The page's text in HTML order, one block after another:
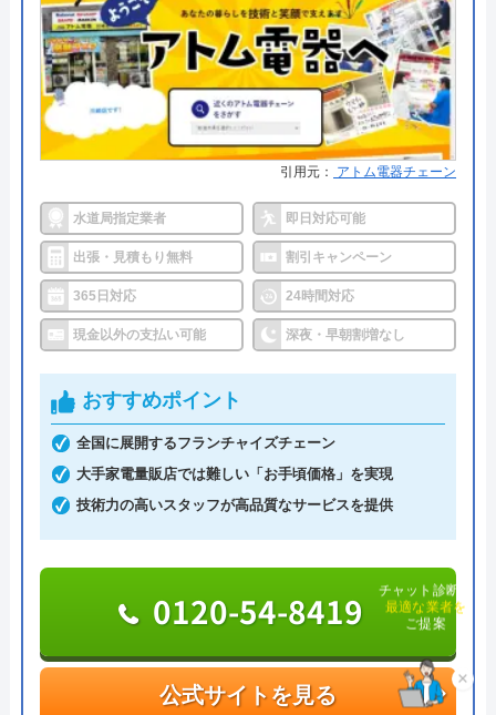
ド、NP後払い
●累計実績 累計対応件数100万件以上
●保証・保険
1〜3年の無料点検・無料保証制度
PL保険加入業者
水道修理ルートがおすすめの理由
株式会社クリーンライフが運営する水まわり修理サ
ービス「水道修理ルート」は、水道局指定工事店の
認定を受けている大手水道業者です。
関東・中部・近畿・中国と全国規模で対応エリアを
展開しており、各エリアの水道局から認定を受けて
います。
相談の受付は24時間体制かつ365日対応しており、
相談から出張・見積もりまでの費用は発生しませ
ん。
さらに最短15分での駆けつけで非常にスピーディな
対応を強みとしており、安心かつ心強い業者でもあ
ります。
引用元： アトム電器チェーン
水道局指定業者 即日対応可能
出張・見積もり無料 割引キャンペーン
365日対応 24時間対応
現金以外の支払い可能 深夜・早朝割増なし
おすすめポイント
全国に展開するフランチャイズチェーン
大手家電量販店では難しい「お手頃価格」を実現
技術力の高いスタッフが高品質なサービスを提供
公式サイトを見る
0120-54-8419
×
チャット診断で
最適な業者を
ご提案